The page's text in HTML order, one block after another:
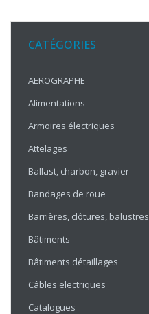
CATÉGORIES
AEROGRAPHE
Alimentations
Armoires électriques
Attelages
Ballast, charbon, gravier
Bandages de roue
Barrières, clôtures, balustres
Bâtiments
Bâtiments détaillages
Câbles electriques
Catalogues